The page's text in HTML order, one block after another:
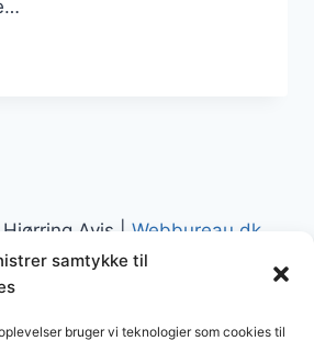
samtykke til
bruger vi teknologier som cookies til
Avis | Webbureau.dk